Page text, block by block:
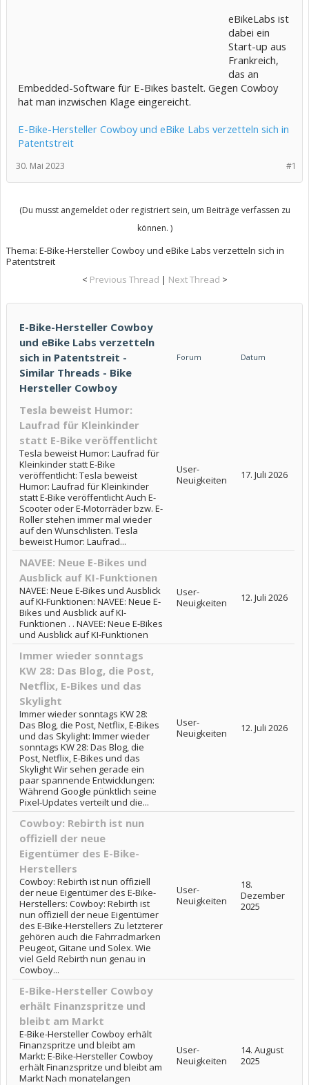
eBikeLabs ist
dabei ein
Start-up aus
Frankreich,
das an
Embedded-Software für E-Bikes bastelt. Gegen Cowboy
hat man inzwischen Klage eingereicht.
E-Bike-Hersteller Cowboy und eBike Labs verzetteln sich in
Patentstreit
#1
30. Mai 2023
(Du musst angemeldet oder registriert sein, um Beiträge verfassen zu
können. )
Thema: E-Bike-Hersteller Cowboy und eBike Labs verzetteln sich in
Patentstreit
< Previous Thread | Next Thread >
E-Bike-Hersteller Cowboy
und eBike Labs verzetteln
sich in Patentstreit -
Similar Threads - Bike
Hersteller Cowboy
Forum Datum
Tesla beweist Humor:
Laufrad für Kleinkinder
statt E-Bike veröffentlicht
Tesla beweist Humor: Laufrad für
Kleinkinder statt E-Bike
veröffentlicht: Tesla beweist
Humor: Laufrad für Kleinkinder
statt E-Bike veröffentlicht Auch E-
Scooter oder E-Motorräder bzw. E-
Roller stehen immer mal wieder
auf den Wunschlisten. Tesla
beweist Humor: Laufrad...
User-
Neuigkeiten
17. Juli 2026
NAVEE: Neue E-Bikes und
Ausblick auf KI-Funktionen
NAVEE: Neue E-Bikes und Ausblick
auf KI-Funktionen: NAVEE: Neue E-
Bikes und Ausblick auf KI-
Funktionen . . NAVEE: Neue E-Bikes
und Ausblick auf KI-Funktionen
User-
Neuigkeiten
12. Juli 2026
Immer wieder sonntags
KW 28: Das Blog, die Post,
Netflix, E-Bikes und das
Skylight
Immer wieder sonntags KW 28:
Das Blog, die Post, Netflix, E-Bikes
und das Skylight: Immer wieder
sonntags KW 28: Das Blog, die
Post, Netflix, E-Bikes und das
Skylight Wir sehen gerade ein
paar spannende Entwicklungen:
Während Google pünktlich seine
Pixel-Updates verteilt und die...
User-
Neuigkeiten
12. Juli 2026
Cowboy: Rebirth ist nun
offiziell der neue
Eigentümer des E-Bike-
Herstellers
Cowboy: Rebirth ist nun offiziell
der neue Eigentümer des E-Bike-
Herstellers: Cowboy: Rebirth ist
nun offiziell der neue Eigentümer
des E-Bike-Herstellers Zu letzterer
gehören auch die Fahrradmarken
Peugeot, Gitane und Solex. Wie
viel Geld Rebirth nun genau in
Cowboy...
User-
Neuigkeiten
18.
Dezember
2025
E-Bike-Hersteller Cowboy
erhält Finanzspritze und
bleibt am Markt
E-Bike-Hersteller Cowboy erhält
Finanzspritze und bleibt am
Markt: E-Bike-Hersteller Cowboy
erhält Finanzspritze und bleibt am
Markt Nach monatelangen
User-
Neuigkeiten
14. August
2025